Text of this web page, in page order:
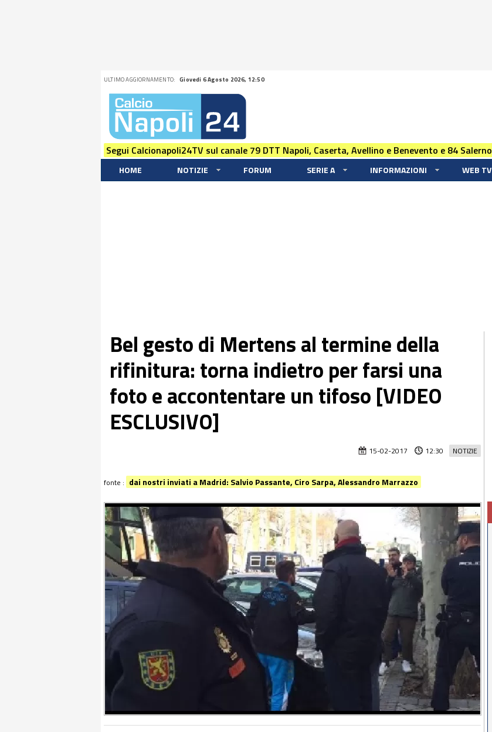
ULTIMO AGGIORNAMENTO: Giovedi 6 Agosto 2026, 12:50
Segui Calcionapoli24TV sul canale 79 DTT Napoli, Caserta, Avellino e Benevento e 84 Salerno
HOME NOTIZIE FORUM SERIE A INFORMAZIONI WEB TV
Bel gesto di Mertens al termine della
rifinitura: torna indietro per farsi una
foto e accontentare un tifoso [VIDEO
ESCLUSIVO]
NOTIZIE
15-02-2017 12:30
fonte : dai nostri inviati a Madrid: Salvio Passante, Ciro Sarpa, Alessandro Marrazzo